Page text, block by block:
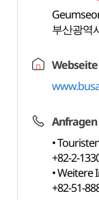
부산광역
Webseite
Anfragen
•
+82-2-
•
+82-51-